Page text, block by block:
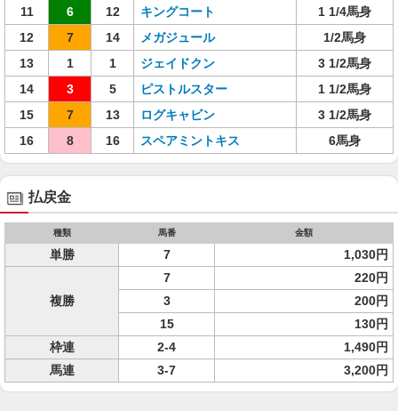
11
6 12 キングコート
1 1/4馬身
12
7 14 メガジュール
1/2馬身
13
1 1 ジェイドクン
3 1/2馬身
14
3 5 ピストルスター
1 1/2馬身
15
7 13 ログキャビン
3 1/2馬身
16
8 16 スペアミントキス 6馬身
払戻金
種類 馬番 金額
単勝 7 1,030円
複勝
7
220円
3
200円
15
130円
枠連
2-4
1,490円
馬連
3-7 3,200円